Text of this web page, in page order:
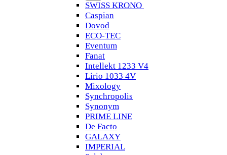
SWISS KRONO
Caspian
Dovod
ECO-TEC
Eventum
Fanat
Intellekt 1233 V4
Lirio 1033 4V
Mixology
Synchropolis
Synonym
PRIME LINE
De Facto
GALAXY
IMPERIAL